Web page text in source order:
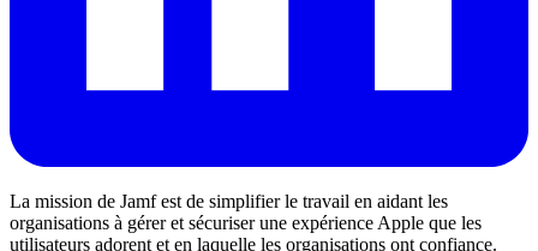
La mission de Jamf est de simplifier le travail en aidant les
organisations à gérer et sécuriser une expérience Apple que les
utilisateurs adorent et en laquelle les organisations ont confiance.